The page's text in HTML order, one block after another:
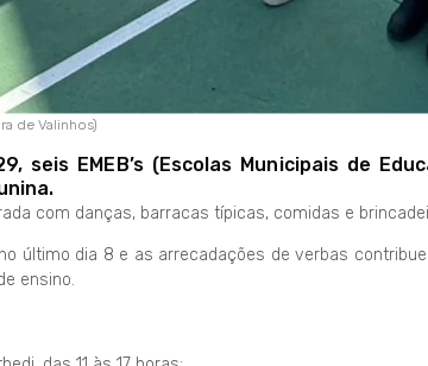
de Valinhos)
seis EMEB’s (Escolas Municipais de
com danças, barracas típicas, comidas e
último dia 8 e as arrecadações de verbas
ensino.